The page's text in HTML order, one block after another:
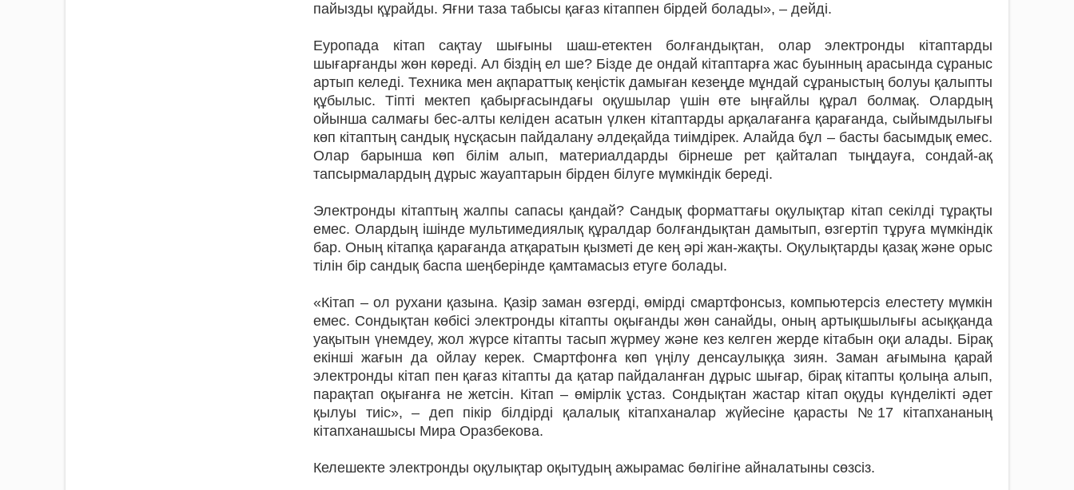
пайызды құрайды. Яғни таза табысы қағаз кітаппен бірдей болады», – дейді.
Еуропада кітап сақтау шығыны шаш-етектен болғандықтан, олар электронды кітаптарды
шығарғанды жөн көреді. Ал біздің ел ше? Бізде де ондай кітаптарға жас буынның арасында сұраныс
артып келеді. Техника мен ақпараттық кеңістік дамыған кезеңде мұндай сұраныстың болуы қалыпты
құбылыс. Тіпті мектеп қабырғасындағы оқушылар үшін өте ыңғайлы құрал болмақ. Олардың
ойынша салмағы бес-алты келіден асатын үлкен кітаптарды арқалағанға қарағанда, сыйымдылығы
көп кітаптың сандық нұсқасын пайдалану әлдеқайда тиімдірек. Алайда бұл – басты басымдық емес.
Олар барынша көп білім алып, материалдарды бірнеше рет қайталап тыңдауға, сондай-ақ
тапсырмалардың дұрыс жауаптарын бірден білуге мүм­кіндік береді.
Электронды кітаптың жалпы сапасы қандай? Сандық форматтағы оқулықтар кітап секілді тұрақты
емес. Олардың ішінде мультимедиялық құралдар бол­ғандықтан дамытып, өзгертіп тұруға мүмкіндік
бар. Оның кітапқа қарағанда атқаратын қызметі де кең әрі жан-жақты. Оқулықтарды қазақ және орыс
тілін бір сандық баспа шеңберінде қамтамасыз етуге болады.
«Кітап – ол рухани қазына. Қазір заман өзгерді, өмірді смартфонсыз, компьютерсіз елестету мүмкін
емес. Сондықтан көбісі электронды кітап­ты оқығанды жөн санайды, оның артық­шылығы асыққанда
уақытын үнемдеу, жол жүрсе кітапты тасып жүрмеу және кез келген жерде кітабын оқи алады. Бірақ
екінші жағын да ойлау керек. Смартфонға көп үңілу денсаулыққа зиян. Заман ағымына қарай
электронды кітап пен қағаз кітапты да қатар пайдаланған дұрыс шығар, бірақ кітапты қолыңа алып,
парақтап оқығанға не жетсін. Кітап – өмірлік ұстаз. Сондықтан жастар кітап оқуды күнделікті әдет
қылуы тиіс», – деп пікір білдірді қалалық кітап­ханалар жүйесіне қарасты №17 кітапхананың
кітапханашысы Мира Оразбекова.
Келешекте электронды оқулық­тар оқытудың ажырамас бөлігіне айна­латыны сөзсіз.